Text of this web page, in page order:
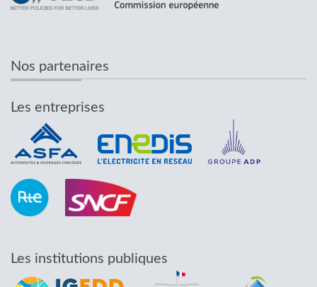
Nos partenaires
Les entreprises
Les institutions publiques